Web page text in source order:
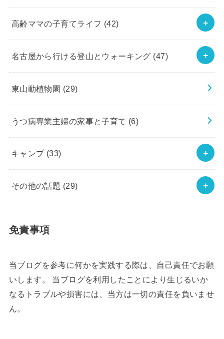
高齢ママの子育てライフ (42)
名古屋から行ける登山とウォーキング (47)
東山動植物園 (29)
うつ病専業主婦の家事と子育て (6)
キャンプ (33)
その他の話題 (29)
免責事項
当ブログを参考に何かを実践する際は、自己責任でお願
いします。 当ブログを利用したことにより生じるいか
なるトラブルや損害には、当方は一切の責任を負いませ
ん。